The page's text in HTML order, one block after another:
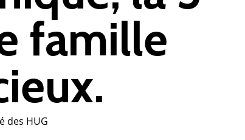
famille
des HUG